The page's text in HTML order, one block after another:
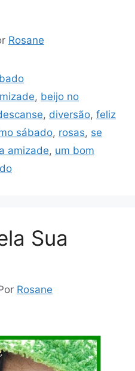
Rosane
, beijo no
, diversão, feliz
sábado, rosas, se
amizade, um bom
Sua
Rosane